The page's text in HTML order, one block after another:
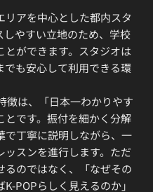
リアを中心とした都内スタ
やすい立地のため、学校
ができます。スタジオは
も安心して利用できる環
徴は、「日本一わかりやす
とです。振付を細かく分解
で丁寧に説明しながら、一
ッスンを進行します。ただ
のではなく、「なぜその
POPらしく見えるのか」